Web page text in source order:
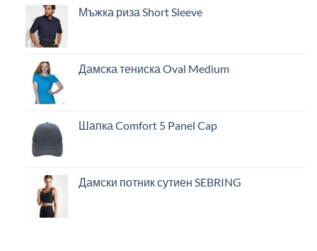
Мъжка риза Short Sleeve
Дамска тениска Oval Medium
Шапка Comfort 5 Panel Cap
Дамски потник сутиен SEBRING